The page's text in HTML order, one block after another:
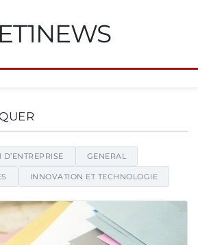
Blog d'actualités
GENERAL
INNOVATION ET TECHNOLOGIE